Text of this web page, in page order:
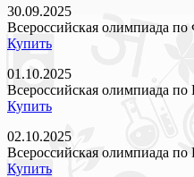
30.09.2025
Всероссийская олимпиада
Купить
01.10.2025
Всероссийская олимпиада
Купить
02.10.2025
Всероссийская олимпиада
Купить